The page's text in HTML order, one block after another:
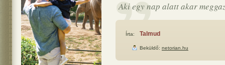
Aki egy nap alatt akar
Írta: Talmud
Beküldő: netorian.hu